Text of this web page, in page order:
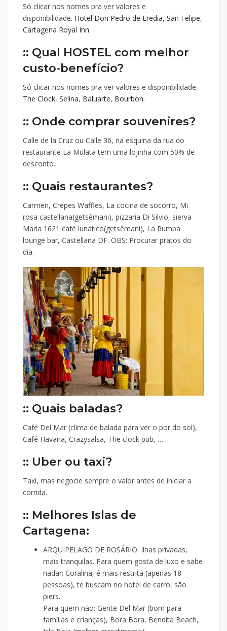
Só clicar nos nomes pra ver valores e
disponibilidade. Hotel Don Pedro de Eredia, San Felipe,
Cartagena Royal Inn.
:: Qual HOSTEL com melhor
custo-benefício?
Só clicar nos nomes pra ver valores e disponibilidade.
The Clock, Selina, Baluarte, Bourbon.
:: Onde comprar souvenires?
Calle de la Cruz ou Calle 36, na esquina da rua do
restaurante La Mulata tem uma lojinha com 50% de
desconto.
:: Quais restaurantes?
Carmen, Crepes Waffles, La cocina de socorro, Mi
rosa castellana(getsêmani), pizzaria Di Silvio, sierva
Maria 1621 café lunático(getsêmani), La Rumba
lounge bar, Castellana DF. OBS: Procurar pratos do
dia.
:: Quais baladas?
Café Del Mar (clima de balada para ver o por do sol),
Café Havana, Crazysalsa, The clock pub, …
:: Uber ou taxi?
Taxi, mas negocie sempre o valor antes de iniciar a
corrida.
:: Melhores Islas de
Cartagena:
ARQUIPELAGO DE ROSÁRIO: Ilhas privadas,
mais tranquilas. Para quem gosta de luxo e sabe
nadar: Coralina, é mais restrita (apenas 18
pessoas), te buscam no hotel de carro, são
piers.
Para quem não: Gente Del Mar (bom para
famílias e crianças), Bora Bora, Bendita Beach,